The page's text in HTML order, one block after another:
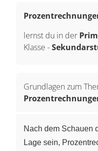
lernst du in der
Klasse -
Grundlagen zum
Nach dem Schauen
Lage sein,